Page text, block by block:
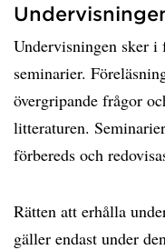
Undervisningen sker i
seminarier.
övergripande frågor
litteraturen.
förbereds och
Rätten att erhålla
gäller endast under